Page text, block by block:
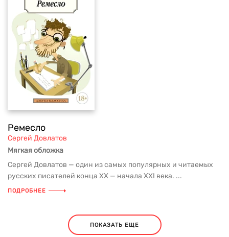
Ремесло
Сергей Довлатов
Мягкая обложка
Сергей Довлатов — один из самых популярных и читаемых
русских писателей конца ХХ — начала XXI века. ...
ПОДРОБНЕЕ
ПОКАЗАТЬ ЕЩЕ